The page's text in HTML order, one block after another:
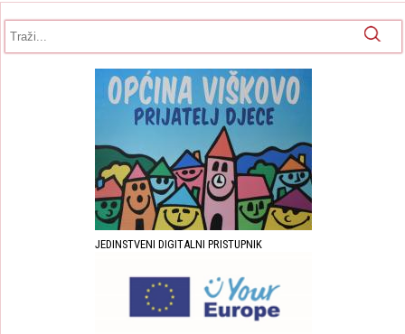
JEDINSTVENI DIGITALNI PRISTUPNIK